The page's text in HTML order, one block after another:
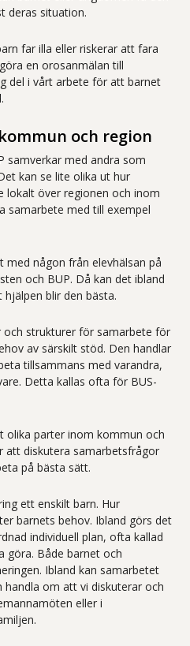
deras situation.
far illa eller riskerar att fara
en orosanmälan till
del i vårt arbete för att barnet
och region
samverkar med andra som
kan se lite olika ut hur
lokalt över regionen och inom
samarbete med till exempel
med någon från elevhälsan på
och BUP. Då kan det ibland
blir den bästa.
strukturer för samarbete för
av särskilt stöd. Den handlar
tillsammans med varandra,
Detta kallas ofta för BUS-
olika parter inom kommun och
att diskutera samarbetsfrågor
på bästa sätt.
ett enskilt barn. Hur
barnets behov. Ibland görs det
individuell plan, ofta kallad
göra. Både barnet och
Ibland kan samarbetet
om att vi diskuterar och
eller i